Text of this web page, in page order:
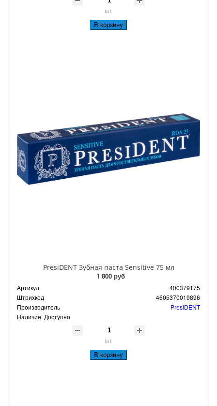
шт
В корзину
PresiDENT Зубная паста Sensitive 75 мл
1 800 руб
Артикул
400379175
Штрихкод
4605370019896
Производитель
PresiDENT
Наличие: Доступно
шт
В корзину